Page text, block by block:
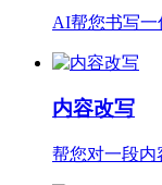
AI帮您书写一
内容改写
帮您对一段内